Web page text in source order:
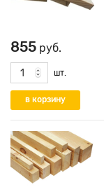
855 руб.
шт.